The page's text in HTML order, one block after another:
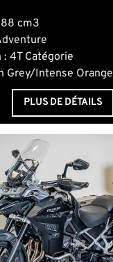
cm3
4T Catégorie
Grey/Intense Orange
PLUS DE DÉTAILS